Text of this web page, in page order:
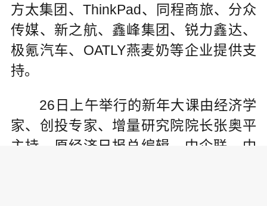
方太集团、ThinkPad、同程商旅、分众
传媒、新之航、鑫峰集团、锐力鑫达、
极氪汽车、OATLY燕麦奶等企业提供支
持。
26日上午举行的新年大课由经济学
家、创投专家、增量研究院院长张奥平
主持。原经济日报总编辑、中企联、中